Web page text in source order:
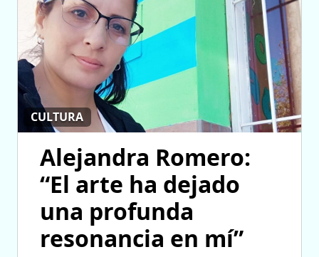
CULTURA
Alejandra Romero:
“El arte ha dejado
una profunda
resonancia en mí”